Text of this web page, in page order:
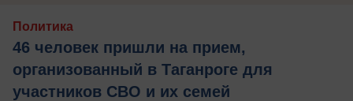
Политика
46 человек пришли на прием,
организованный в Таганроге для
участников СВО и их семей